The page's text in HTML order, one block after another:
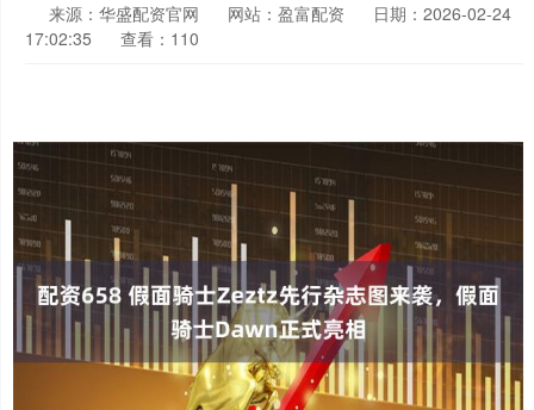
来源：华盛配资官网 网站：盈富配资
日期：2026-02-24
17:02:35
查看：110